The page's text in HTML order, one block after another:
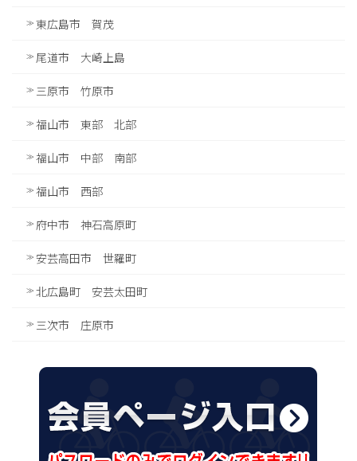
東広島市 賀茂
尾道市 大崎上島
三原市 竹原市
福山市 東部 北部
福山市 中部 南部
福山市 西部
府中市 神石高原町
安芸高田市 世羅町
北広島町 安芸太田町
三次市 庄原市